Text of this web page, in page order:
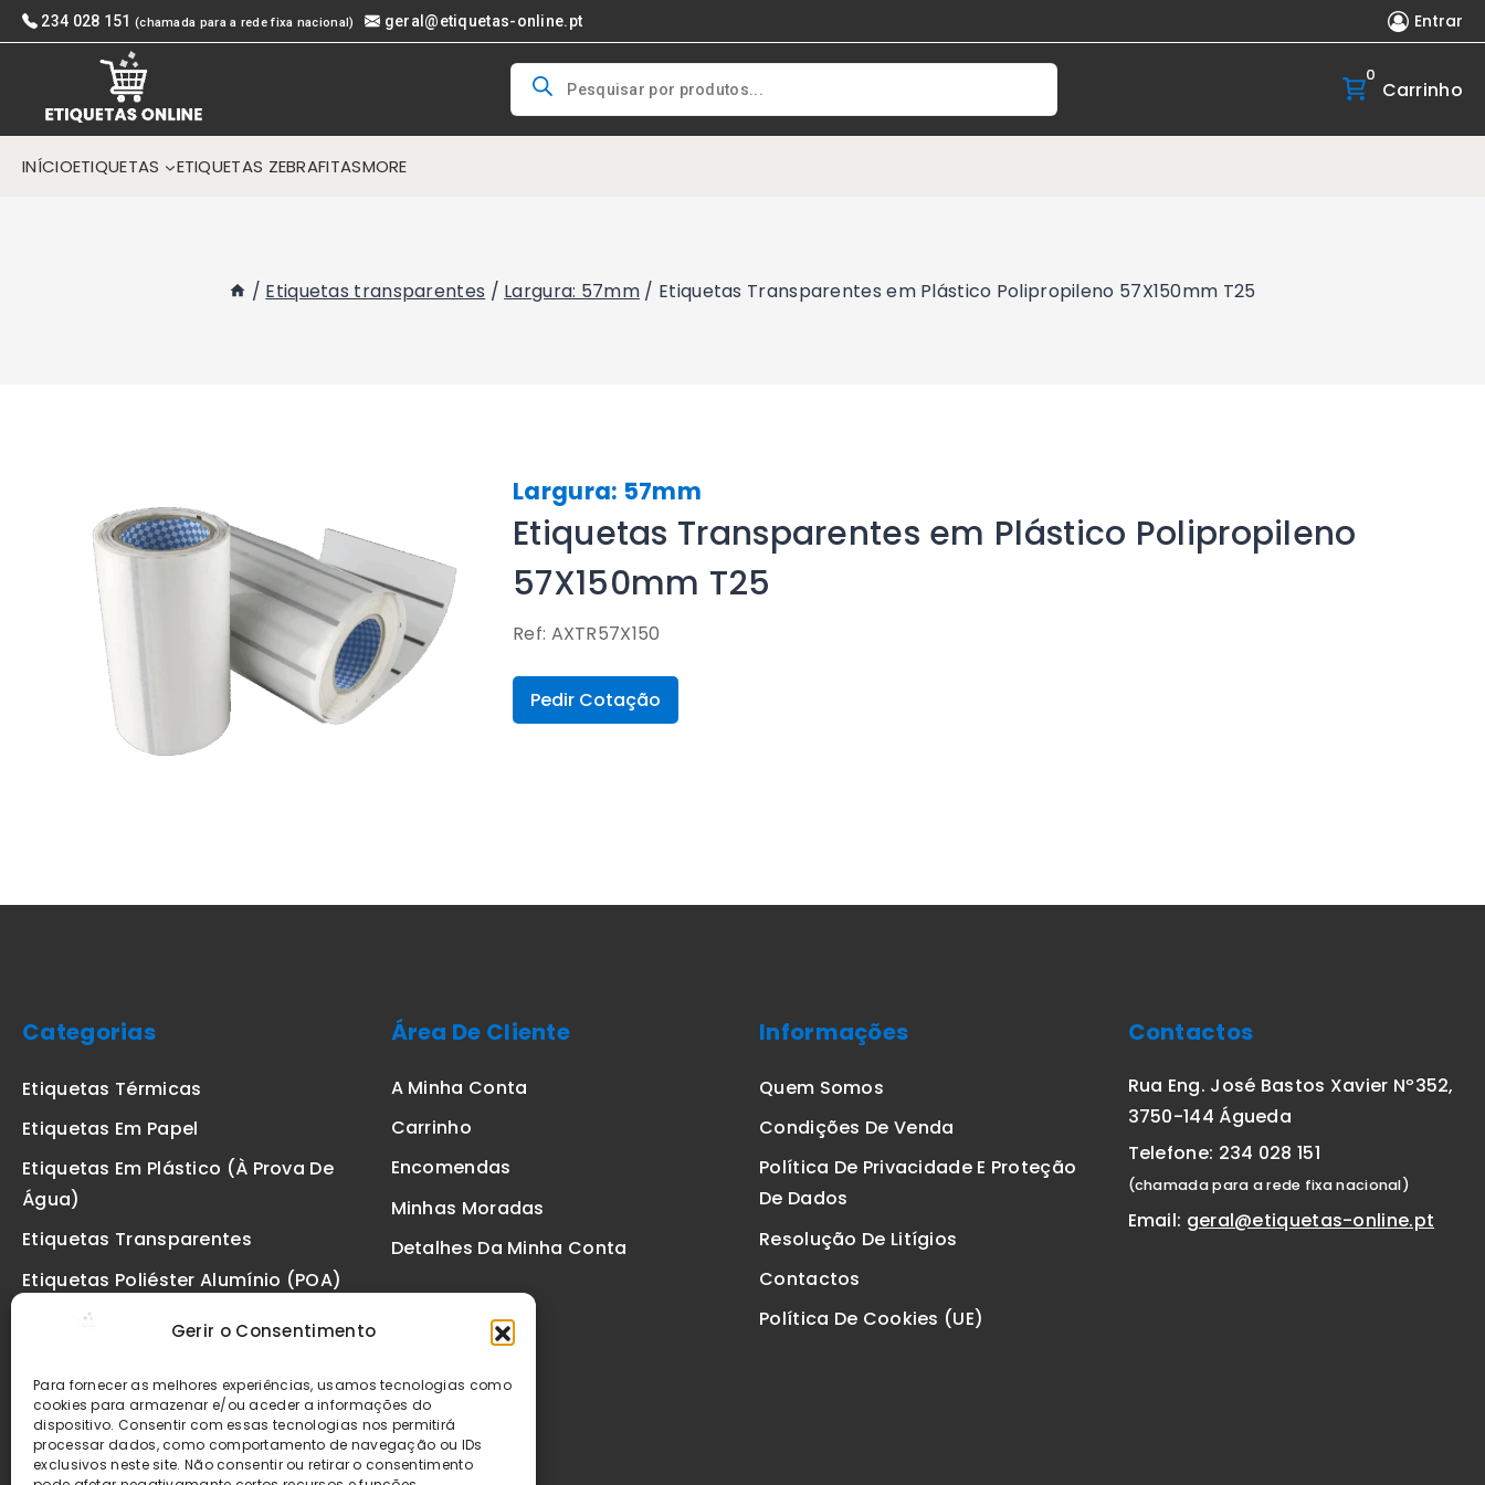
Gerir o Consentimento
Para fornecer as melhores experiências, usamos tecnologias como
cookies para armazenar e/ou aceder a informações do
dispositivo. Consentir com essas tecnologias nos permitirá
processar dados, como comportamento de navegação ou IDs
exclusivos neste site. Não consentir ou retirar o consentimento
Skip
to
234 028 151 (chamada para a rede fixa nacional) geral@etiquetas-online.pt Entrar
Products
search
0
Carrinho
INÍCIOETIQUETAS ETIQUETAS ZEBRAFITASMORE
/ Etiquetas transparentes / Largura: 57mm / Etiquetas Transparentes em Plástico Polipropileno 57X150mm T25
Largura: 57mm
Etiquetas Transparentes em Plástico Polipropileno
57X150mm T25
Ref: AXTR57X150
Pedir Cotação
Categorias
Etiquetas Térmicas
Etiquetas Em Papel
Etiquetas Em Plástico (à Prova De
Água)
Etiquetas Transparentes
Etiquetas Poliéster Alumínio (POA)
Etiquetas De Segurança VOID
Etiquetas Zebra
Fitas
Área De Cliente
A Minha Conta
Carrinho
Encomendas
Minhas Moradas
Detalhes Da Minha Conta
Informações
Quem Somos
Condições De Venda
Política De Privacidade E Proteção
De Dados
Resolução De Litígios
Contactos
Política De Cookies (UE)
Contactos
Rua Eng. José Bastos Xavier Nº352,
3750-144 Águeda
Telefone: 234 028 151
(chamada para a rede fixa nacional)
Email: geral@etiquetas-online.pt